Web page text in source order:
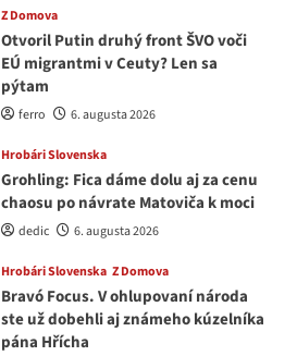
Z Domova
Otvoril Putin druhý front ŠVO voči
EÚ migrantmi v Ceuty? Len sa
pýtam
ferro 6. augusta 2026
Hrobári Slovenska
Grohling: Fica dáme dolu aj za cenu
chaosu po návrate Matoviča k moci
dedic 6. augusta 2026
Hrobári Slovenska Z Domova
Bravó Focus. V ohlupovaní národa
ste už dobehli aj známeho kúzelníka
pána Hřícha